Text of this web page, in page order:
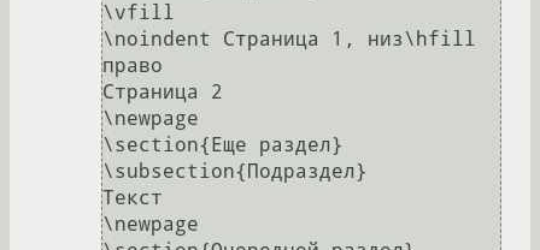
\vfill
\noindent Страница 1, низ\hfill
право
Страница 2
\newpage
\section{Еще раздел}
\subsection{Подраздел}
Текст
\newpage